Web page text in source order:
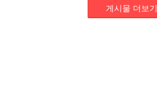
게시물 더보기